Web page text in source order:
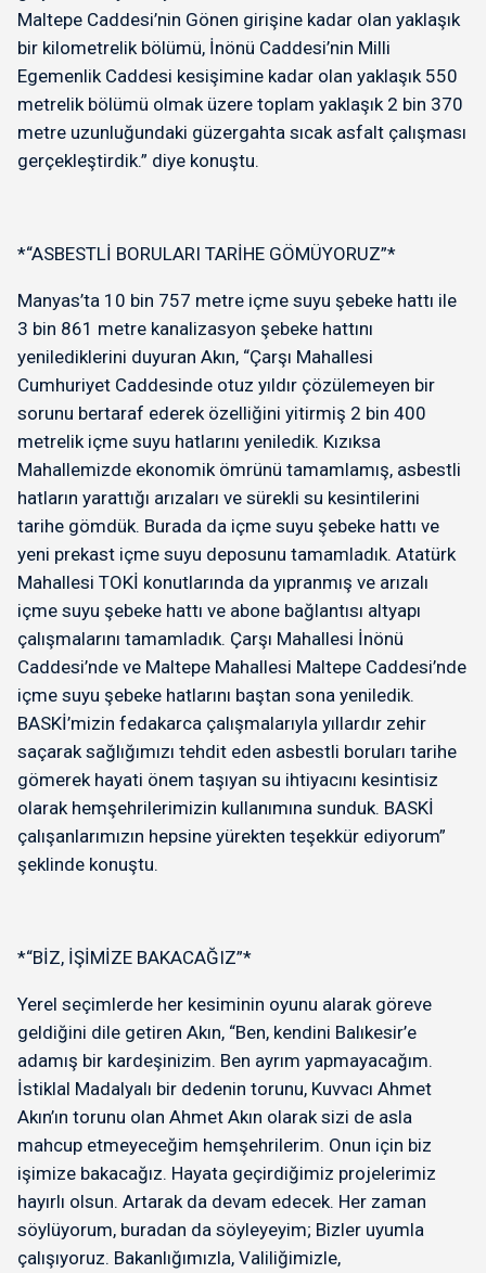
Maltepe Caddesi’nin Gönen girişine kadar olan yaklaşık
bir kilometrelik bölümü, İnönü Caddesi’nin Milli
Egemenlik Caddesi kesişimine kadar olan yaklaşık 550
metrelik bölümü olmak üzere toplam yaklaşık 2 bin 370
metre uzunluğundaki güzergahta sıcak asfalt çalışması
gerçekleştirdik.” diye konuştu.
*“ASBESTLİ BORULARI TARİHE GÖMÜYORUZ”*
Manyas’ta 10 bin 757 metre içme suyu şebeke hattı ile
3 bin 861 metre kanalizasyon şebeke hattını
yenilediklerini duyuran Akın, “Çarşı Mahallesi
Cumhuriyet Caddesinde otuz yıldır çözülemeyen bir
sorunu bertaraf ederek özelliğini yitirmiş 2 bin 400
metrelik içme suyu hatlarını yeniledik. Kızıksa
Mahallemizde ekonomik ömrünü tamamlamış, asbestli
hatların yarattığı arızaları ve sürekli su kesintilerini
tarihe gömdük. Burada da içme suyu şebeke hattı ve
yeni prekast içme suyu deposunu tamamladık. Atatürk
Mahallesi TOKİ konutlarında da yıpranmış ve arızalı
içme suyu şebeke hattı ve abone bağlantısı altyapı
çalışmalarını tamamladık. Çarşı Mahallesi İnönü
Caddesi’nde ve Maltepe Mahallesi Maltepe Caddesi’nde
içme suyu şebeke hatlarını baştan sona yeniledik.
BASKİ’mizin fedakarca çalışmalarıyla yıllardır zehir
saçarak sağlığımızı tehdit eden asbestli boruları tarihe
gömerek hayati önem taşıyan su ihtiyacını kesintisiz
olarak hemşehrilerimizin kullanımına sunduk. BASKİ
çalışanlarımızın hepsine yürekten teşekkür ediyorum”
şeklinde konuştu.
*“BİZ, İŞİMİZE BAKACAĞIZ”*
Yerel seçimlerde her kesiminin oyunu alarak göreve
geldiğini dile getiren Akın, “Ben, kendini Balıkesir’e
adamış bir kardeşinizim. Ben ayrım yapmayacağım.
İstiklal Madalyalı bir dedenin torunu, Kuvvacı Ahmet
Akın’ın torunu olan Ahmet Akın olarak sizi de asla
mahcup etmeyeceğim hemşehrilerim. Onun için biz
işimize bakacağız. Hayata geçirdiğimiz projelerimiz
hayırlı olsun. Artarak da devam edecek. Her zaman
söylüyorum, buradan da söyleyeyim; Bizler uyumla
çalışıyoruz. Bakanlığımızla, Valiliğimizle,